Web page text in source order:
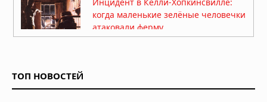
когда маленькие зелёные человечки
атаковали ферму
05.08.2026 в 07:02
ТОП НОВОСТЕЙ